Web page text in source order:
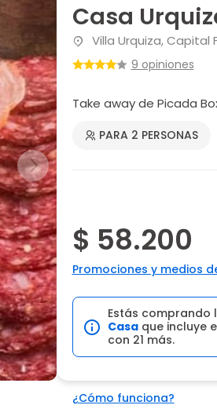
Casa
Villa Urquiza, Capital
9 opiniones
Take away de Picada
PARA 2 PERSONAS
$ 58.200
Promociones y medios
Estás comprando
Casaque incluye
con 21 más.
¿Cómo funciona?